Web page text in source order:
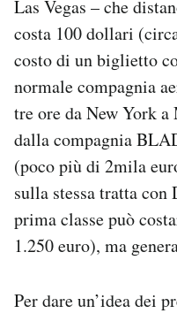
Las Vegas – che
costa 100 dollari
costo di un biglietto
normale compagnia
tre ore da New York
dalla compagnia
(poco più di 2mila
sulla stessa tratta
prima classe può
1.250 euro), ma
Per dare un’idea dei